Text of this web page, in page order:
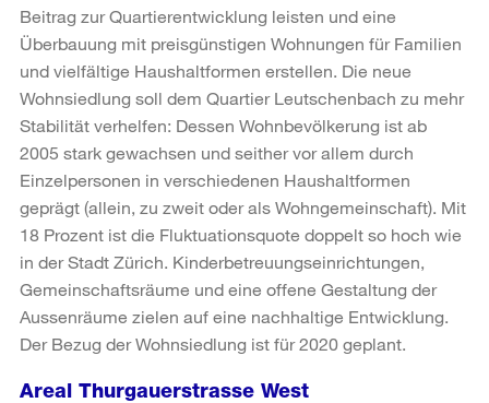
Beitrag zur Quartierentwicklung leisten und eine
Überbauung mit preisgünstigen Wohnungen für Familien
und vielfältige Haushaltformen erstellen. Die neue
Wohnsiedlung soll dem Quartier Leutschenbach zu mehr
Stabilität verhelfen: Dessen Wohnbevölkerung ist ab
2005 stark gewachsen und seither vor allem durch
Einzelpersonen in verschiedenen Haushaltformen
geprägt (allein, zu zweit oder als Wohngemeinschaft). Mit
18 Prozent ist die Fluktuationsquote doppelt so hoch wie
in der Stadt Zürich. Kinderbetreuungseinrichtungen,
Gemeinschaftsräume und eine offene Gestaltung der
Aussenräume zielen auf eine nachhaltige Entwicklung.
Der Bezug der Wohnsiedlung ist für 2020 geplant.
Areal Thurgauerstrasse West